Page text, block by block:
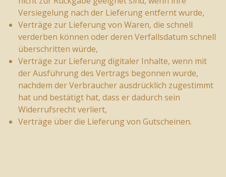
Versiegelung nach der Lieferung entfernt wurde,
Verträge zur Lieferung von Waren, die schnell
verderben können oder deren Verfallsdatum schnell
überschritten würde,
Verträge zur Lieferung digitaler Inhalte, wenn mit
der Ausführung des Vertrags begonnen wurde,
nachdem der Verbraucher ausdrücklich zugestimmt
hat und bestätigt hat, dass er dadurch sein
Widerrufsrecht verliert,
Verträge über die Lieferung von Gutscheinen.